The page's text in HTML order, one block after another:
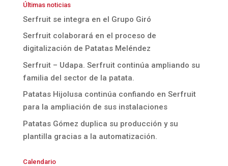
Últimas noticias
Serfruit se integra en el Grupo Giró
Serfruit colaborará en el proceso de
digitalización de Patatas Meléndez
Serfruit – Udapa. Serfruit continúa ampliando su
familia del sector de la patata.
Patatas Hijolusa continúa confiando en Serfruit
para la ampliación de sus instalaciones
Patatas Gómez duplica su producción y su
plantilla gracias a la automatización.
Calendario